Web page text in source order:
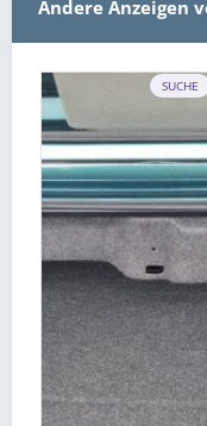
Andere Anzeigen
SUCHE